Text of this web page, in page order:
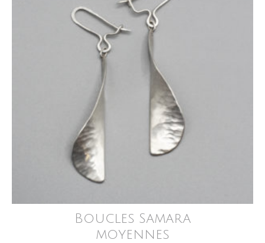
Boucles Samara
moyennes